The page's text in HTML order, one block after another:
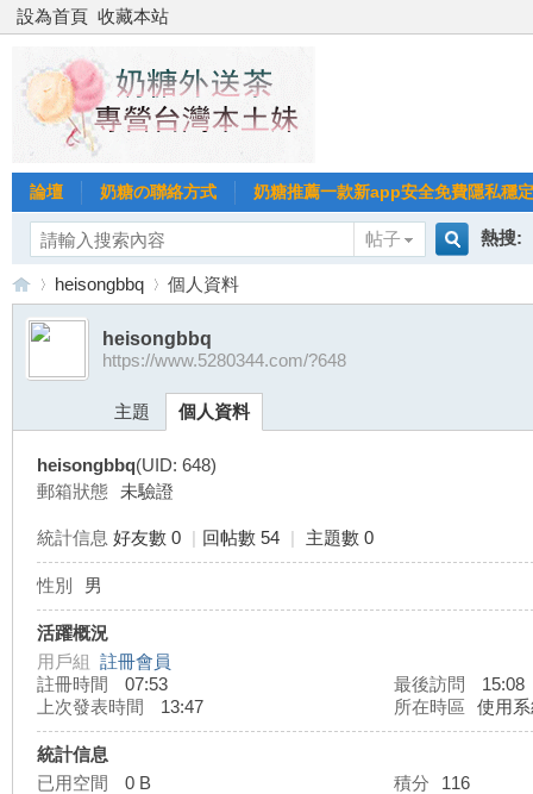
設為首頁 收藏本站
論壇 奶糖の聯絡方式 奶糖推薦一款新app安全免費隱私穩
帖子
熱搜:
台›
heisongbbq 個人資料
heisongbbq
https://www.5280344.com/?648
主題 個人資料
heisongbbq(UID: 648)
郵箱狀態 未驗證
統計信息 好友數 0 | 回帖數 54 | 主題數 0
性別 男
活躍概況
用戶組 註冊會員
註冊時間
07:53 最後訪問
15:08
上次發表時間
13:47 所在時區 使用
統計信息
已用空間
0 B 積分
116